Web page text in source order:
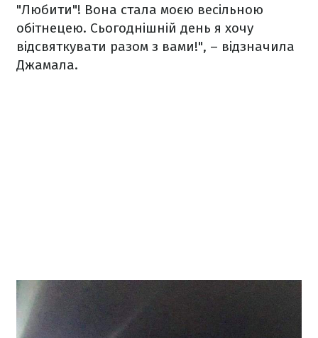
"Любити"! Вона стала моєю весільною
обітнецею. Сьогоднішній день я хочу
відсвяткувати разом з вами!", – відзначила
Джамала.